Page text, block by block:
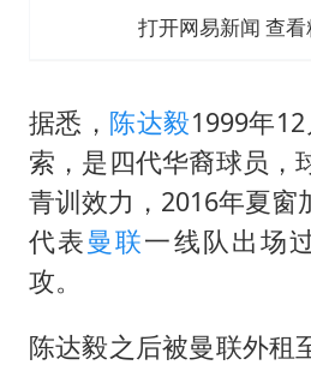
打开网易新闻 查
据悉， 陈达毅1999年
索，是四代华裔球员，
青训效力，2016年夏窗
代表曼联一线队出场
攻。
陈达毅之后被曼联外租